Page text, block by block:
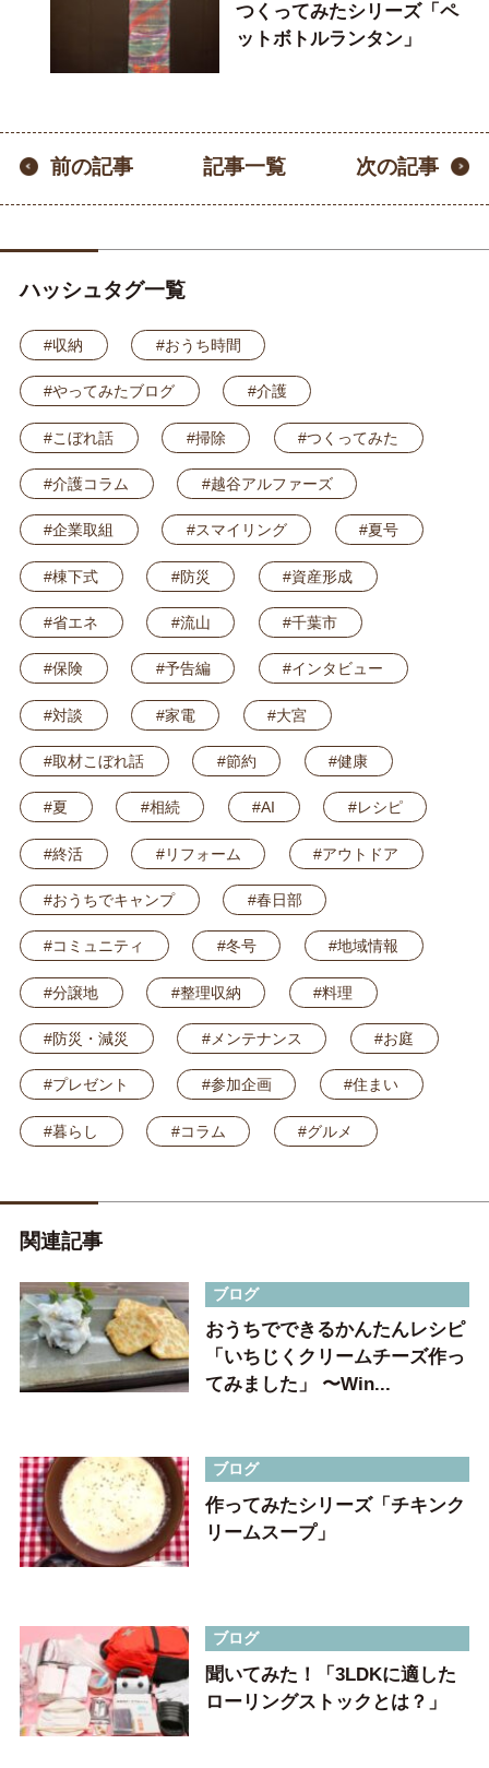
つくってみたシリーズ「ペ
ットボトルランタン」
前の記事 記事一覧 次の記事
ハッシュタグ一覧
#収納 #おうち時間
#やってみたブログ #介護
#こぼれ話 #掃除 #つくってみた
#介護コラム #越谷アルファーズ
#企業取組 #スマイリング #夏号
#棟下式 #防災 #資産形成
#省エネ #流山 #千葉市
#保険 #予告編 #インタビュー
#対談 #家電 #大宮
#取材こぼれ話 #節約 #健康
#夏 #相続 #AI #レシピ
#終活 #リフォーム #アウトドア
#おうちでキャンプ #春日部
#コミュニティ #冬号 #地域情報
#分譲地 #整理収納 #料理
#防災・減災 #メンテナンス #お庭
#プレゼント #参加企画 #住まい
#暮らし #コラム #グルメ
関連記事
ブログ
おうちでできるかんたんレシピ
「いちじくクリームチーズ作っ
てみました」 〜Win...
ブログ
作ってみたシリーズ「チキンク
リームスープ」
ブログ
聞いてみた！「3LDKに適した
ローリングストックとは？」